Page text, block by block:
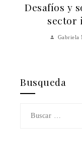
La
Busqueda